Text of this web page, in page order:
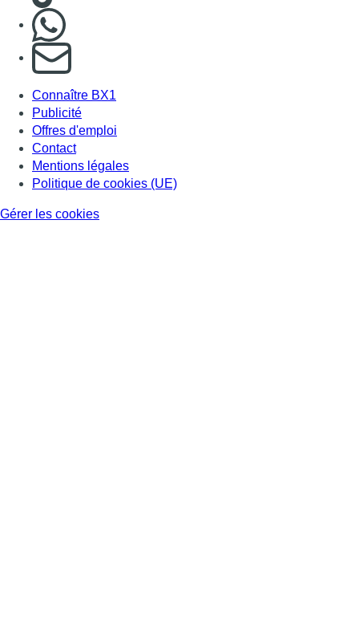
S'abonner à notre newsletter
Connaître BX1
Publicité
Offres d'emploi
Contact
Mentions légales
Politique de cookies (UE)
Gérer les cookies